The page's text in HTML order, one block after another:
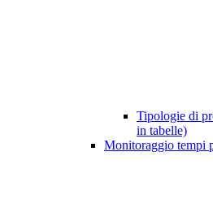
Tipologie di
in tabelle)
Monitoraggio tempi